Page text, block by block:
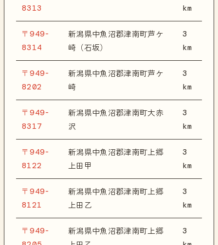
8313 km
〒949-
8314
新潟県中魚沼郡津南町芦ケ
崎（石坂）
3
km
〒949-
8202
新潟県中魚沼郡津南町芦ケ
崎
3
km
〒949-
8317
新潟県中魚沼郡津南町大赤
沢
3
km
〒949-
8122
新潟県中魚沼郡津南町上郷
上田甲
3
km
〒949-
8121
新潟県中魚沼郡津南町上郷
上田乙
3
km
〒949-
新潟県中魚沼郡津南町上郷
3